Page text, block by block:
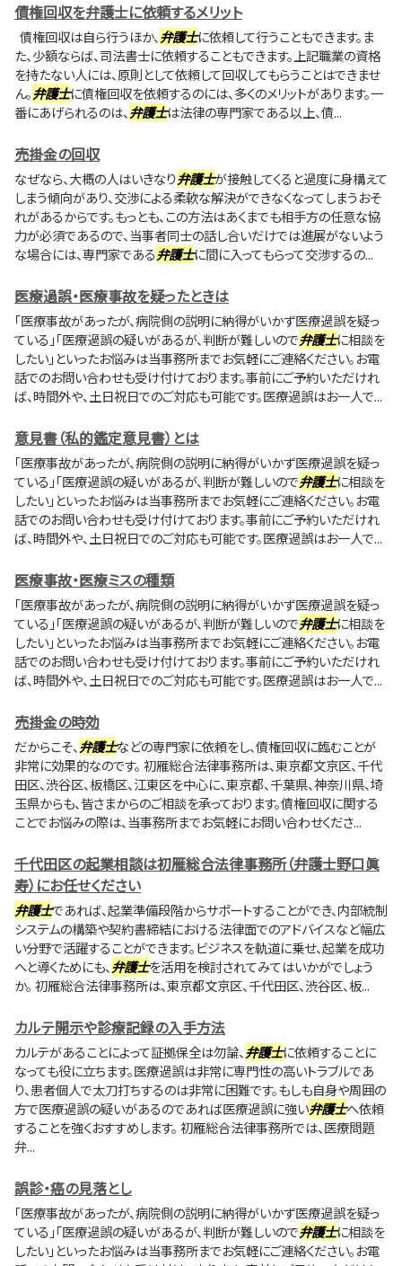
債権回収を弁護士に依頼するメリット
債権回収は自ら行うほか、弁護士に依頼して行うこともできます。ま
た、少額ならば、司法書士に依頼することもできます。上記職業の資格
を持たない人には、原則として依頼して回収してもらうことはできませ
ん。弁護士に債権回収を依頼するのには、多くのメリットがあります。一
番にあげられるのは、弁護士は法律の専門家である以上、債...
売掛金の回収
なぜなら、大概の人はいきなり弁護士が接触してくると過度に身構えて
しまう傾向があり、交渉による柔軟な解決ができなくなってしまうおそ
れがあるからです。もっとも、この方法はあくまでも相手方の任意な協
力が必須であるので、当事者同士の話し合いだけでは進展がないよう
な場合には、専門家である弁護士に間に入ってもらって交渉するの...
医療過誤・医療事故を疑ったときは
「医療事故があったが、病院側の説明に納得がいかず医療過誤を疑っ
ている」「医療過誤の疑いがあるが、判断が難しいので弁護士に相談を
したい」といったお悩みは当事務所までお気軽にご連絡ください。お電
話でのお問い合わせも受け付けております。事前にご予約いただけれ
ば、時間外や、土日祝日でのご対応も可能です。医療過誤はお一人で...
意見書（私的鑑定意見書）とは
「医療事故があったが、病院側の説明に納得がいかず医療過誤を疑っ
ている」「医療過誤の疑いがあるが、判断が難しいので弁護士に相談を
したい」といったお悩みは当事務所までお気軽にご連絡ください。お電
話でのお問い合わせも受け付けております。事前にご予約いただけれ
ば、時間外や、土日祝日でのご対応も可能です。医療過誤はお一人で...
医療事故・医療ミスの種類
「医療事故があったが、病院側の説明に納得がいかず医療過誤を疑っ
ている」「医療過誤の疑いがあるが、判断が難しいので弁護士に相談を
したい」といったお悩みは当事務所までお気軽にご連絡ください。お電
話でのお問い合わせも受け付けております。事前にご予約いただけれ
ば、時間外や、土日祝日でのご対応も可能です。医療過誤はお一人で...
売掛金の時効
だからこそ、弁護士などの専門家に依頼をし、債権回収に臨むことが
非常に効果的なのです。 初雁総合法律事務所は、東京都文京区、千代
田区、渋谷区、板橋区、江東区を中心に、東京都、千葉県、神奈川県、埼
玉県からも、皆さまからのご相談を承っております。債権回収に関する
ことでお悩みの際は、当事務所までお気軽にお問い合わせくださ...
千代田区の起業相談は初雁総合法律事務所（弁護士野口眞
寿）にお任せください
弁護士であれば、起業準備段階からサポートすることができ、内部統制
システムの構築や契約書締結における法律面でのアドバイスなど幅広
い分野で活躍することができます。ビジネスを軌道に乗せ、起業を成功
へと導くためにも、弁護士を活用を検討されてみてはいかがでしょう
か。 初雁総合法律事務所は、東京都文京区、千代田区、渋谷区、板...
カルテ開示や診療記録の入手方法
カルテがあることによって証拠保全は勿論、弁護士に依頼することに
なっても役に立ちます。医療過誤は非常に専門性の高いトラブルであ
り、患者個人で太刀打ちするのは非常に困難です。もしも自身や周囲の
方で医療過誤の疑いがあるのであれば医療過誤に強い弁護士へ依頼
することを強くおすすめします。 初雁総合法律事務所では、医療問題
弁...
誤診・癌の見落とし
「医療事故があったが、病院側の説明に納得がいかず医療過誤を疑っ
ている」「医療過誤の疑いがあるが、判断が難しいので弁護士に相談を
したい」といったお悩みは当事務所までお気軽にご連絡ください。お電